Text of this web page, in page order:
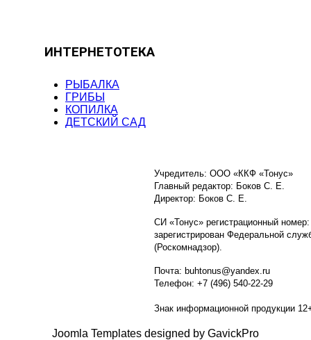
ИНТЕРНЕТОТЕКА
РЫБАЛКА
ГРИБЫ
КОПИЛКА
ДЕТСКИЙ САД
Учредитель: ООО «ККФ «Тонус»
Главный редактор: Боков С. Е.
Директор: Боков С. Е.
СИ «Тонус» регистрационный
зарегистрирован Федеральной
(Роскомнадзор).
Почта: buhtonus@yandex.ru
Телефон: +7 (496) 540-22-29
Знак информационной продукции
Joomla Templates designed by GavickPro